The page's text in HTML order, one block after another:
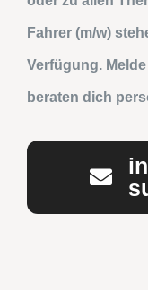
Fahrer (m/w)
Verfügung.
beraten dich